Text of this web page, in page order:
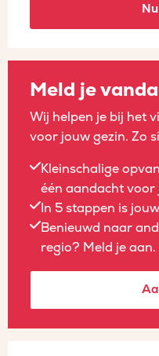
Meld je
Wij helpen je bij het
voor jouw gezin. Zo
Kleinschalige
één aandacht voor
In 5 stappen is
Benieuwd naar
regio? Meld je aan.